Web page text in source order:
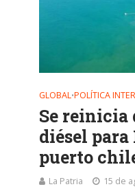
GLOBAL•POLÍTICA
Se reinicia
diésel
puerto
La Patria 15 de